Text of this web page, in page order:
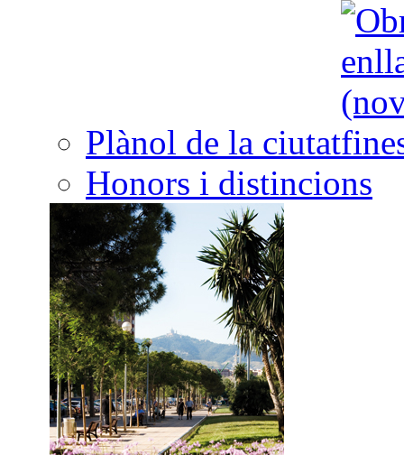
Plànol de la ciutat
Honors i distincions